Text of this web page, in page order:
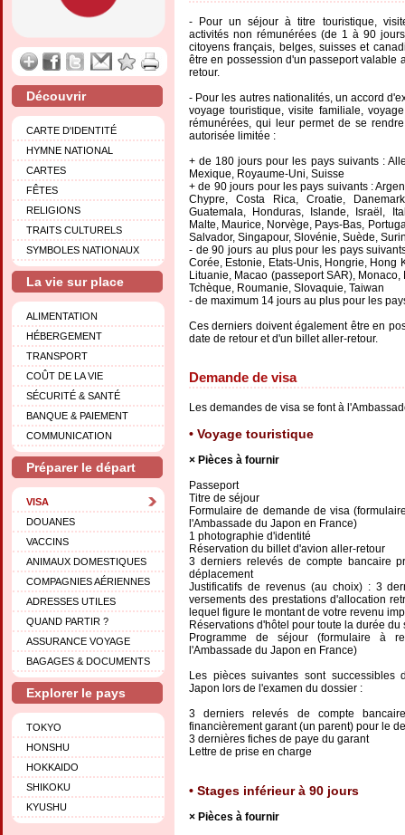
Découvrir
CARTE D'IDENTITÉ
HYMNE NATIONAL
CARTES
FÊTES
RELIGIONS
TRAITS CULTURELS
SYMBOLES NATIONAUX
La vie sur place
ALIMENTATION
HÉBERGEMENT
TRANSPORT
COÛT DE LA VIE
SÉCURITÉ & SANTÉ
BANQUE & PAIEMENT
COMMUNICATION
Préparer le départ
VISA
DOUANES
VACCINS
ANIMAUX DOMESTIQUES
COMPAGNIES AÉRIENNES
ADRESSES UTILES
QUAND PARTIR ?
ASSURANCE VOYAGE
BAGAGES & DOCUMENTS
Explorer le pays
TOKYO
HONSHU
HOKKAIDO
SHIKOKU
KYUSHU
- Pour un séjour à titre touristique,
activités non rémunérées (de 1 à 90
citoyens français, belges, suisses et
être en possession d'un passeport valable
retour.
- Pour les autres nationalités, un accord
voyage touristique, visite familiale,
rémunérées, qui leur permet de se
autorisée limitée :
+ de 180 jours pour les pays suivants :
Mexique, Royaume-Uni, Suisse
+ de 90 jours pour les pays suivants :
Chypre, Costa Rica, Croatie,
Guatemala, Honduras, Islande, Israël,
Malte, Maurice, Norvège, Pays-Bas,
Salvador, Singapour, Slovénie, Suède,
- de 90 jours au plus pour les pays
Corée, Estonie, Etats-Unis, Hongrie, Hong
Lituanie, Macao (passeport SAR),
Tchèque, Roumanie, Slovaquie, Taiwan
- de maximum 14 jours au plus pour les
Ces derniers doivent également être en
date de retour et d'un billet aller-retour.
Demande de visa
Les demandes de visa se font à
Voyage touristique
Pièces à fournir
Passeport
Titre de séjour
Formulaire de demande de visa
l'Ambassade du Japon en France)
1 photographie d'identité
Réservation du billet d'avion aller-retour
3 derniers relevés de compte bancaire
déplacement
Justificatifs de revenus (au choix) : 3
versements des prestations d'allocation
lequel figure le montant de votre revenu
Réservations d'hôtel pour toute la durée du
Programme de séjour (formulaire à
l'Ambassade du Japon en France)
Les pièces suivantes sont successibles
Japon lors de l'examen du dossier :
3 derniers relevés de compte
financièrement garant (un parent) pour le
3 dernières fiches de paye du garant
Lettre de prise en charge
Stages inférieur à 90 jours
Pièces à fournir